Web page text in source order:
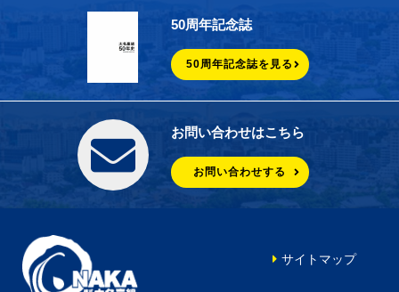
50周年記念誌
50周年記念誌を見る
お問い合わせはこちら
お問い合わせする
サイトマップ